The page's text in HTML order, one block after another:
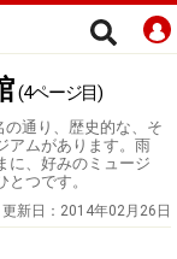
(4ページ目)
通り、歴史的な、そ
アムがあります。雨
に、好みのミュージ
つです。
更新日： 2014年02月26日